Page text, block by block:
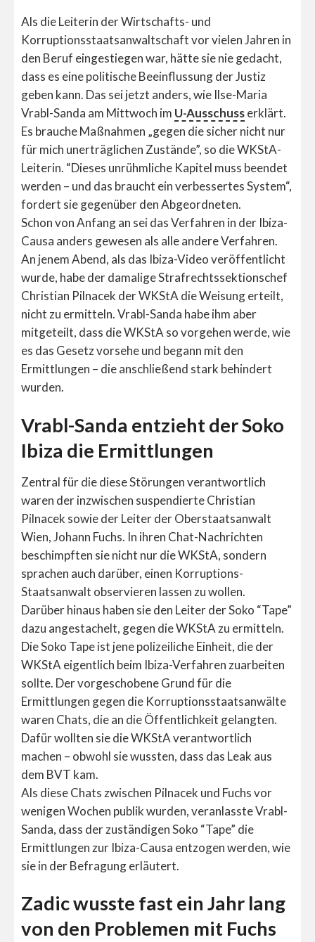
Als die Leiterin der Wirtschafts- und
Korruptionsstaatsanwaltschaft vor vielen Jahren in
den Beruf eingestiegen war, hätte sie nie gedacht,
dass es eine politische Beeinflussung der Justiz
geben kann. Das sei jetzt anders, wie Ilse-Maria
Vrabl-Sanda am Mittwoch im U-Ausschusserklärt.
Es brauche Maßnahmen „gegen die sicher nicht nur
für mich unerträglichen Zustände”, so die WKStA-
Leiterin. “Dieses unrühmliche Kapitel muss beendet
werden – und das braucht ein verbessertes System“,
fordert sie gegenüber den Abgeordneten.
Schon von Anfang an sei das Verfahren in der Ibiza-
Causa anders gewesen als alle andere Verfahren.
An jenem Abend, als das Ibiza-Video veröffentlicht
wurde, habe der damalige Strafrechtssektionschef
Christian Pilnacek der WKStA die Weisung erteilt,
nicht zu ermitteln. Vrabl-Sanda habe ihm aber
mitgeteilt, dass die WKStA so vorgehen werde, wie
es das Gesetz vorsehe und begann mit den
Ermittlungen – die anschließend stark behindert
wurden.
Vrabl-Sanda entzieht der Soko
Ibiza die Ermittlungen
Zentral für die diese Störungen verantwortlich
waren der inzwischen suspendierte Christian
Pilnacek sowie der Leiter der Oberstaatsanwalt
Wien, Johann Fuchs. In ihren Chat-Nachrichten
beschimpften sie nicht nur die WKStA, sondern
sprachen auch darüber, einen Korruptions-
Staatsanwalt observieren lassen zu wollen.
Darüber hinaus haben sie den Leiter der Soko “Tape”
dazu angestachelt, gegen die WKStA zu ermitteln.
Die Soko Tape ist jene polizeiliche Einheit, die der
WKStA eigentlich beim Ibiza-Verfahren zuarbeiten
sollte. Der vorgeschobene Grund für die
Ermittlungen gegen die Korruptionsstaatsanwälte
waren Chats, die an die Öffentlichkeit gelangten.
Dafür wollten sie die WKStA verantwortlich
machen – obwohl sie wussten, dass das Leak aus
dem BVT kam.
Als diese Chats zwischen Pilnacek und Fuchs vor
wenigen Wochen publik wurden, veranlasste Vrabl-
Sanda, dass der zuständigen Soko “Tape” die
Ermittlungen zur Ibiza-Causa entzogen werden, wie
sie in der Befragung erläutert.
Zadic wusste fast ein Jahr lang
von den Problemen mit Fuchs